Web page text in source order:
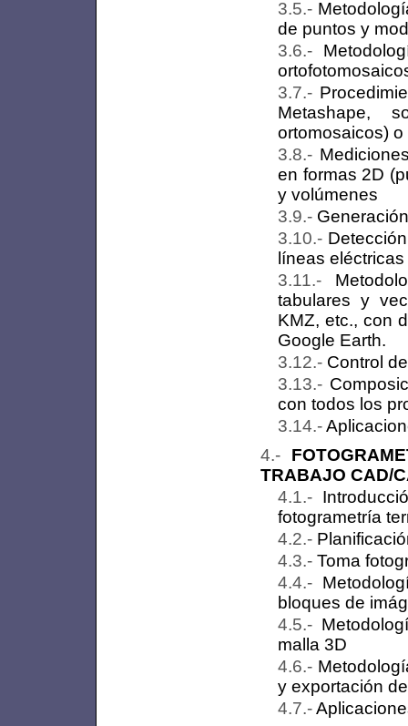
de puntos y
Metashape,
ortomosaicos)
en formas 2D
y volúmenes
líneas eléctricas
tabulares y
KMZ, etc., con
Google Earth.
Control
con todos los
TRABAJO CAD/
fotogrametría
Toma
bloques de
malla 3D
y exportación